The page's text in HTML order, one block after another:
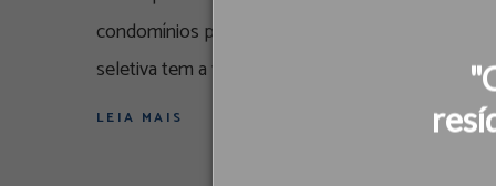
condomínios para a importância de separar
seletiva tem a ver com a segregação correta dos
LEIA MAIS